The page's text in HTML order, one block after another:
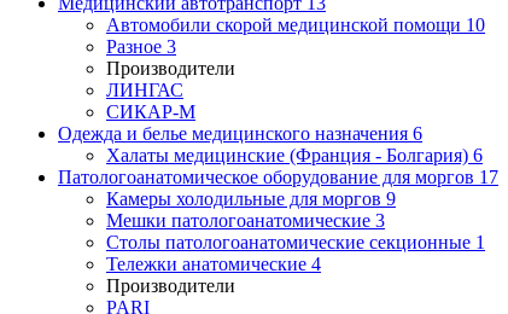
Автомобили скорой медицинской помощи 10
Разное 3
Производители
ЛИНГАС
СИКАР-М
Одежда и белье медицинского назначения 6
Халаты медицинские (Франция - Болгария) 6
Патологоанатомическое оборудование для моргов 17
Камеры холодильные для моргов 9
Мешки патологоанатомические 3
Столы патологоанатомические секционные 1
Тележки анатомические 4
Производители
PARI